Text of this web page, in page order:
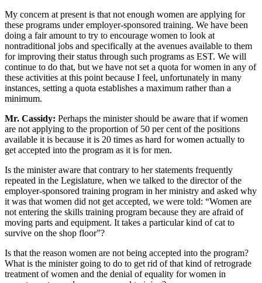
My concern at present is that not enough women are applying for
these programs under employer-sponsored training. We have been
doing a fair amount to try to encourage women to look at
nontraditional jobs and specifically at the avenues available to them
for improving their status through such programs as EST. We will
continue to do that, but we have not set a quota for women in any of
these activities at this point because I feel, unfortunately in many
instances, setting a quota establishes a maximum rather than a
minimum.
Mr. Cassidy: Perhaps the minister should be aware that if women
are not applying to the proportion of 50 per cent of the positions
available it is because it is 20 times as hard for women actually to
get accepted into the program as it is for men.
Is the minister aware that contrary to her statements frequently
repeated in the Legislature, when we talked to the director of the
employer-sponsored training program in her ministry and asked why
it was that women did not get accepted, we were told: “Women are
not entering the skills training program because they are afraid of
moving parts and equipment. It takes a particular kind of cat to
survive on the shop floor”?
Is that the reason women are not being accepted into the program?
What is the minister going to do to get rid of that kind of retrograde
treatment of women and the denial of equality for women in